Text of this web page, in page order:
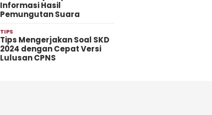
Informasi Hasil
Pemungutan Suara
TIPS
Tips Mengerjakan Soal SKD
2024 dengan Cepat Versi
Lulusan CPNS